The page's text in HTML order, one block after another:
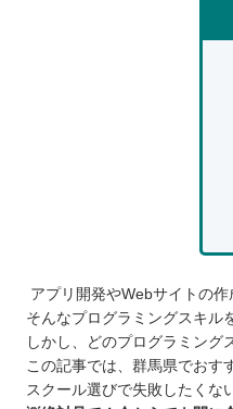
アプリ開発やWebサイトの
そんなプログラミングスキル
しかし、どのプログラミング
この記事では、群馬県でおす
スクール選びで失敗したくな